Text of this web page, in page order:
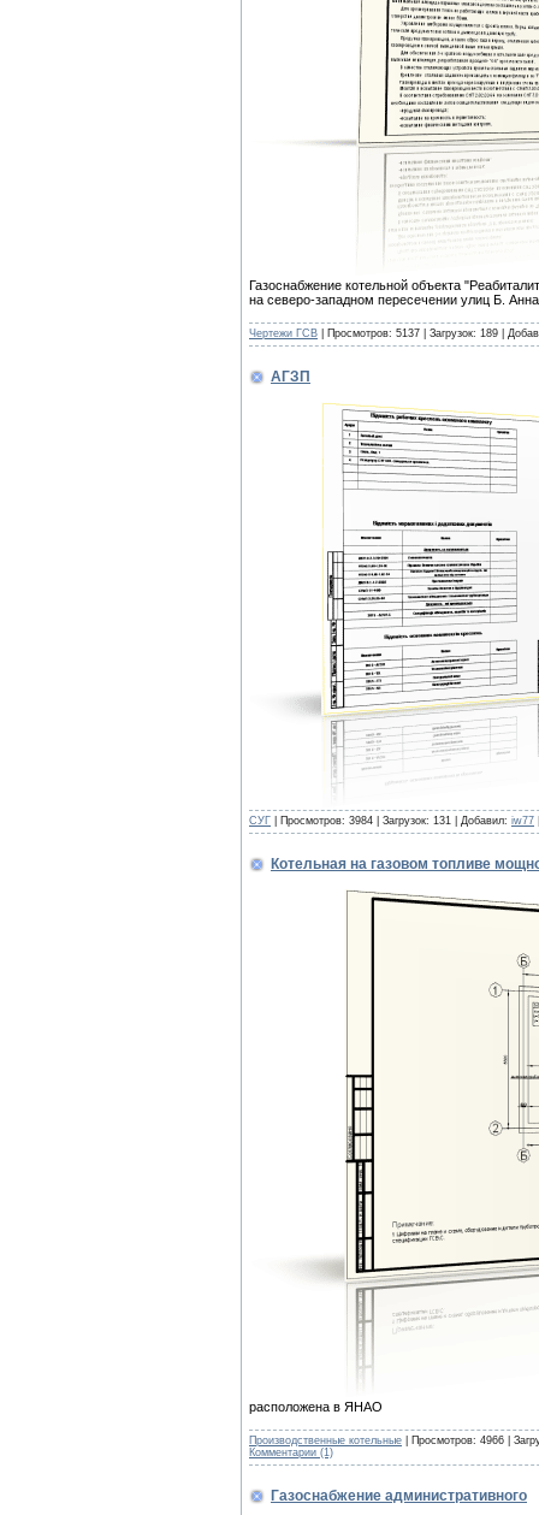
Газоснабжение котельной объекта
на северо-западном пересечении улиц Б.
Чертежи ГСВ | Просмотров: 5137 | Загрузок: 189 |
АГЗП
СУГ | Просмотров: 3984 | Загрузок: 131 | Добавил: iw77
Котельная на газовом топливе
расположена в ЯНАО
Производственные котельные | Просмотров: 4966 |
Комментарии (1)
Газоснабжение административного